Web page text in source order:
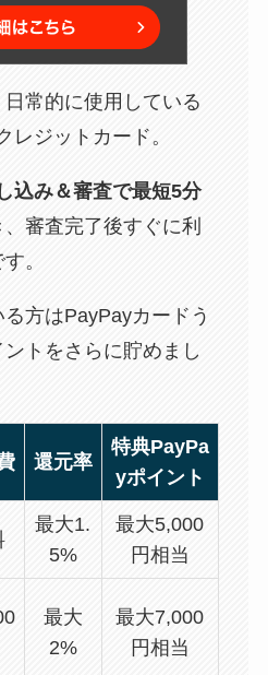
常的に使用している
レジットカード。
込み＆審査で最短5分
審査完了後すぐに利
。
方はPayPayカードう
トをさらに貯めまし
還元率
特典PayPa
yポイント
最大1.
5%
最大5,000
円相当
最大
2%
最大7,000
円相当